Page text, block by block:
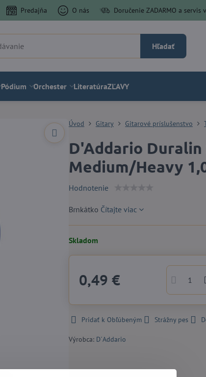
Predajňa O nás Doručenie ZADARMO a servis
Hľadať
Pódium Orchester LiteratúraZĽAVY
Úvod Gitary Gitarové príslušenstvo
D'Addario Duralin
Medium/Heavy
Hodnotenie
Brnkátko Čítajte viac
Skladom
0,49 €
Pridať k Obľúbeným Strážny pes
Výrobca: D´Addario